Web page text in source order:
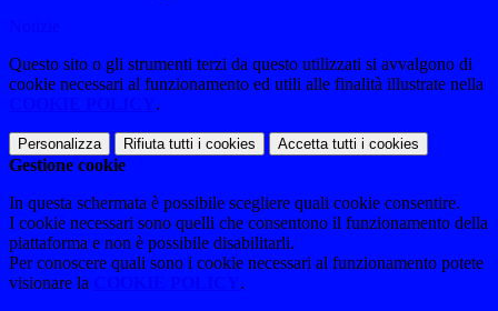
Questo sito o gli strumenti terzi da questo utilizzati si avvalgono di
cookie necessari al funzionamento ed utili alle finalità illustrate nella
.
Personalizza Rifiuta tutti i cookies Accetta tutti i cookies
Gestione cookie
In questa schermata è possibile scegliere quali cookie consentire.
I cookie necessari sono quelli che consentono il funzionamento della
piattaforma e non è possibile disabilitarli.
Per conoscere quali sono i cookie necessari al funzionamento potete
visionare la
.